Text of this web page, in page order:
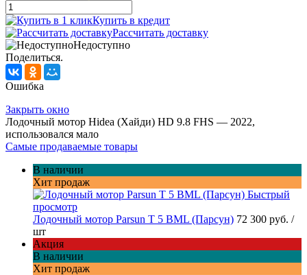
Купить в кредит
Рассчитать доставку
Недоступно
Поделиться.
Ошибка
Закрыть окно
Лодочный мотор Hidea (Хайди) HD 9.8 FHS — 2022,
использовался мало
Самые продаваемые товары
В наличии
Хит продаж
Быстрый
просмотр
Лодочный мотор Parsun T 5 BML (Парсун) 72 300 руб. /
шт
Акция
В наличии
Хит продаж